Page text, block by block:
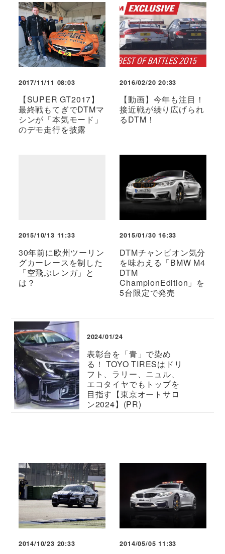
2017/11/11 08:03
【SUPER GT2017】
最終戦もてぎでDTMマ
シンが「本気モード」
のデモ走行を披露
2016/02/20 20:33
【動画】今年も注目！
接近戦が繰り広げられ
るDTM！
2015/10/13 11:33
30年前に欧州ツーリン
グカーレースを制した
「空飛ぶレンガ」と
は？
2015/01/30 16:33
DTMチャンピオン気分
を味わえる「BMW M4
DTM
ChampionEdition」を
5台限定で発売
2024/01/24
表彰台を「青」で染め
る！ TOYO TIRESはドリ
フト、ラリー、ニュル、
エコタイヤでもトップを
目指す【東京オートサロ
ン2024】(PR)
2014/10/23 20:33 2014/05/05 11:33